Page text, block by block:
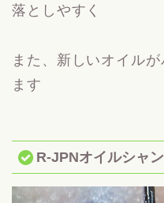
落としやすく
また、新しいオイル
ます
R-JPNオイルシャ